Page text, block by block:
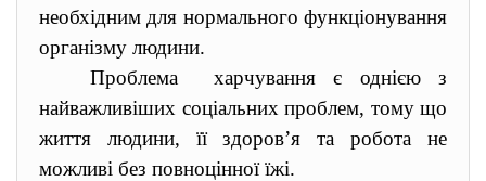
необхідним для нормального функціонування
організму людини.
Проблема харчування є однією з
найважливіших соціальних проблем, тому що
життя людини, її здоров’я та робота не
можливі без повноцінної їжі.